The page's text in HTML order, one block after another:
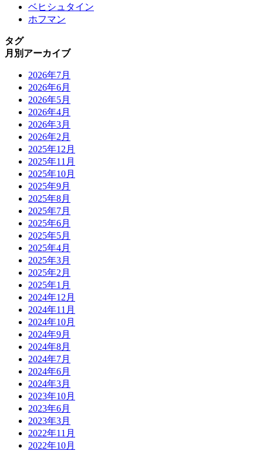
ベヒシュタイン
ホフマン
タグ
月別アーカイブ
2026年7月
2026年6月
2026年5月
2026年4月
2026年3月
2026年2月
2025年12月
2025年11月
2025年10月
2025年9月
2025年8月
2025年7月
2025年6月
2025年5月
2025年4月
2025年3月
2025年2月
2025年1月
2024年12月
2024年11月
2024年10月
2024年9月
2024年8月
2024年7月
2024年6月
2024年3月
2023年10月
2023年6月
2023年3月
2022年11月
2022年10月